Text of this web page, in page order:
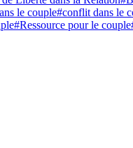
le couple#conflit dans le
#Ressource pour le couple